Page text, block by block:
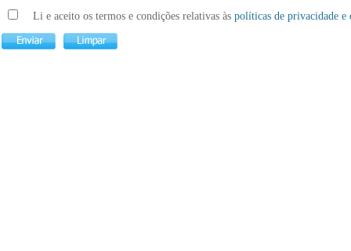
Li e aceito os termos e condições relativas às políticas de privacidade e